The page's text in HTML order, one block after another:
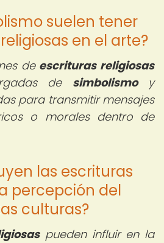
suelen tener
en el arte?
de escrituras religiosas
de simbolismoy
para transmitir mensajes
o morales dentro de
las escrituras
percepción del
culturas?
pueden influir en la